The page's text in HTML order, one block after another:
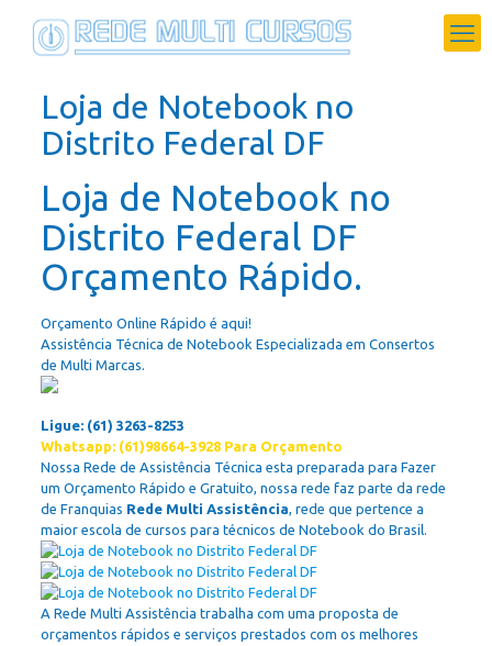
Loja de Notebook no
Distrito Federal DF
Loja de Notebook no
Distrito Federal DF
Orçamento Rápido.
Orçamento Online Rápido é aqui!
Assistência Técnica de Notebook Especializada em Consertos
de Multi Marcas.
Ligue: (61) 3263-8253
Whatsapp: (61)98664-3928 Para Orçamento
Nossa Rede de Assistência Técnica esta preparada para Fazer
um Orçamento Rápido e Gratuito, nossa rede faz parte da rede
de Franquias Rede Multi Assistência, rede que pertence a
maior escola de cursos para técnicos de Notebook do Brasil.
A Rede Multi Assistência trabalha com uma proposta de
orçamentos rápidos e serviços prestados com os melhores